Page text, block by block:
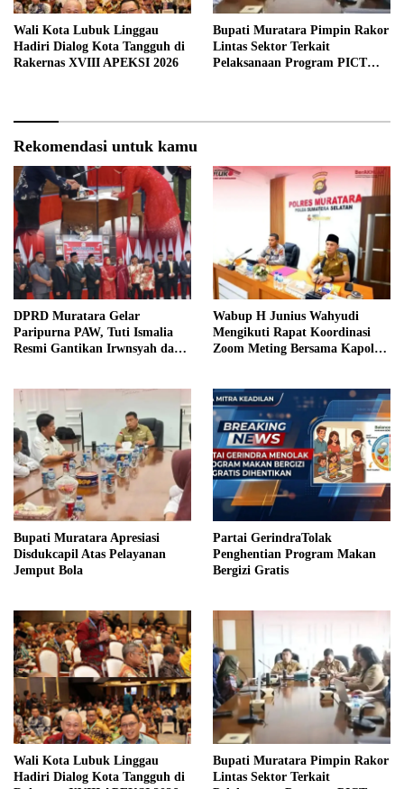
Wali Kota Lubuk Linggau
Hadiri Dialog Kota Tangguh di
Rakernas XVIII APEKSI 2026
Bupati Muratara Pimpin Rakor
Lintas Sektor Terkait
Pelaksanaan Program PICT
Rekomendasi untuk kamu
DPRD Muratara Gelar
Paripurna PAW, Tuti Ismalia
Resmi Gantikan Irwnsyah dari
Wabup H Junius Wahyudi
Mengikuti Rapat Koordinasi
Zoom Meting Bersama Kapolres
Bupati Muratara Apresiasi
Disdukcapil Atas Pelayanan
Jemput Bola
Partai GerindraTolak
Penghentian Program Makan
Bergizi Gratis
Wali Kota Lubuk Linggau
Hadiri Dialog Kota Tangguh di
Bupati Muratara Pimpin Rakor
Lintas Sektor Terkait